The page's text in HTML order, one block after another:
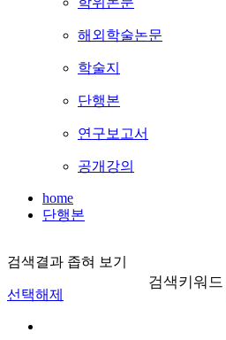
해외학술논문
학술지
단행본
연구보고서
공개강의
home
단행본
검색결과 좁혀 보기
선택해제
검색키워드